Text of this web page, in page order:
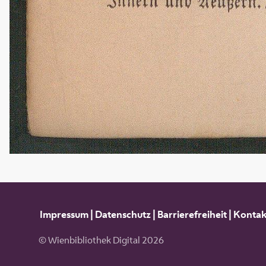
Impressum| Datenschutz| Barrierefreiheit|
© Wienbibliothek Digital 2026